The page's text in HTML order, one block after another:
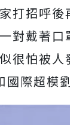
打招呼後
對戴著口
很怕被人
際超模